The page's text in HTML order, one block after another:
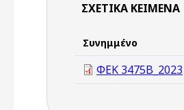
ΣΧΕΤΙΚΆ ΚΕΊΜΕΝΑ
Συνημμένο
ΦΕΚ 3475Β_2023